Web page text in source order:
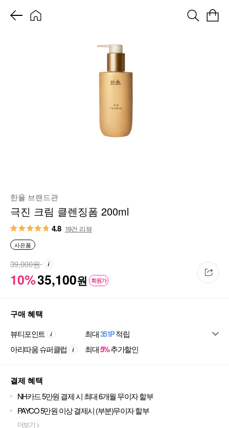
한율 브랜드관
극진 크림 클렌징폼 200ml
4.8 19건 리뷰
사은품
10%35,100원 회원가
39,000원
구매 혜택
뷰티포인트 최대351P적립
아리따움 슈퍼클럽
최대5%추가할인
결제 혜택
NH카드 5만원 결제 시 최대 6개월 무이자 할부
PAYCO 5만원 이상 결제시 (부분)무이자 할부
더보기 >